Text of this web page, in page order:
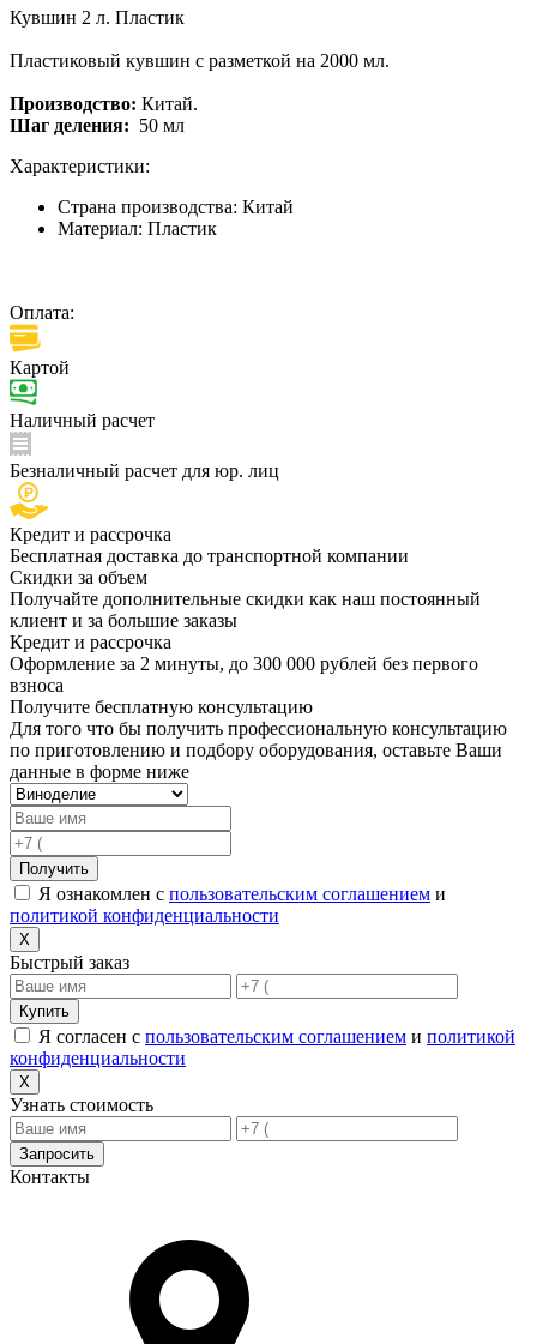
Кувшин 2 л. Пластик
Пластиковый кувшин с разметкой на 2000 мл.
Производство: Китай.
Шаг деления: 50 мл
Характеристики:
Страна производства: Китай
Материал: Пластик
Оплата:
Картой
Наличный расчет
Безналичный расчет для юр. лиц
Кредит и рассрочка
Бесплатная доставка до транспортной компании
Скидки за объем
Получайте дополнительные скидки как наш постоянный
клиент и за большие заказы
Кредит и рассрочка
Оформление за 2 минуты, до 300 000 рублей без первого
взноса
Получите бесплатную консультацию
Для того что бы получить профессиональную консультацию
по приготовлению и подбору оборудования, оставьте Ваши
данные в форме ниже
Получить
Я ознакомлен с пользовательским соглашением и
политикой конфиденциальности
X
Быстрый заказ
Купить
Я согласен с пользовательским соглашением и политикой
конфиденциальности
X
Узнать стоимость
Запросить
Контакты